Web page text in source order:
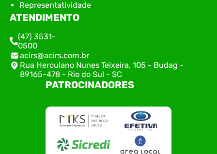
Representatividade
ATENDIMENTO
(47) 3531-
0500
acirs@acirs.com.br
Rua Herculano Nunes Teixeira, 105 - Budag -
89165-478 - Rio do Sul - SC
PATROCINADORES